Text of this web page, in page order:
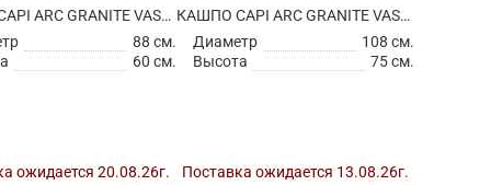
КАШПО CAPI ARC GRANITE VASE BALL BLACK
88 см.
60 см.
ожидается 20.08.26г.
КАШПО CAPI ARC GRANITE VASE BALL BLACK
Диаметр
108 см.
Высота
75 см.
Поставка ожидается 13.08.26г.